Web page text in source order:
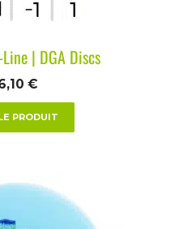
| DGA Discs
€
PRODUIT